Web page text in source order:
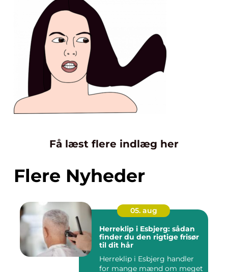
Få læst flere indlæg her
Flere Nyheder
05. aug
Herreklip i Esbjerg: sådan
finder du den rigtige frisør
til dit hår
Herreklip i Esbjerg handler
for mange mænd om meget